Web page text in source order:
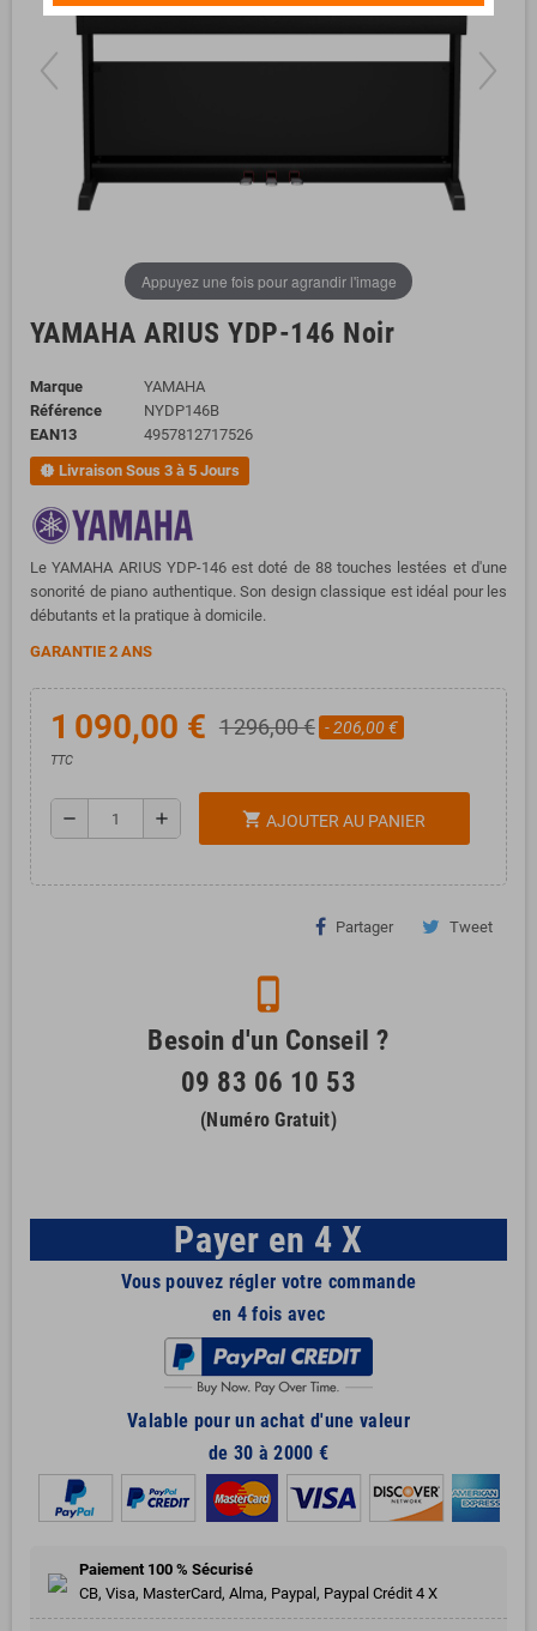
Appuyez une fois pour agrandir l'image
YAMAHA ARIUS YDP-146 Noir
Marque
YAMAHA
Référence
NYDP146B
EAN13
4957812717526
new_releases Livraison Sous 3 à 5 Jours
Le YAMAHA ARIUS YDP-146 est doté de 88 touches lestées et d'une
sonorité de piano authentique. Son design classique est idéal pour les
débutants et la pratique à domicile.
GARANTIE 2 ANS
1 090,00 € 1 296,00 € - 206,00 €
TTC
remove add shopping_cart AJOUTER AU PANIER
Partager Tweet
phone_iphone
Besoin d'un Conseil ?
09 83 06 10 53
(Numéro Gratuit)
Payer en 4 X
Vous pouvez régler votre commande
en 4 fois avec
Valable pour un achat d'une valeur
de 30 à 2000 €
Paiement 100 % Sécurisé
CB, Visa, MasterCard, Alma, Paypal, Paypal Crédit 4 X